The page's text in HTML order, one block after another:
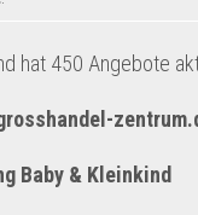
hat 450 Angebote
Baby & Kleinkind